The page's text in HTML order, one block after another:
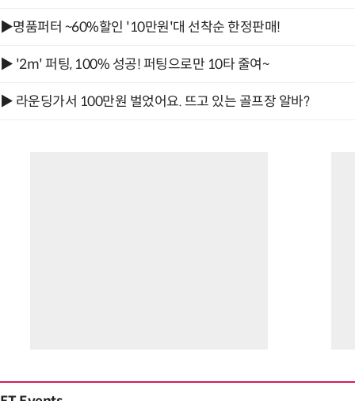
▶명품퍼터 ~60%할인 '10만원'대 선착순 한정판매!
▶ '2m' 퍼팅, 100% 성공! 퍼팅으로만 10타 줄여~
▶ 라운딩가서 100만원 벌었어요. 뜨고 있는 골프장 알바?